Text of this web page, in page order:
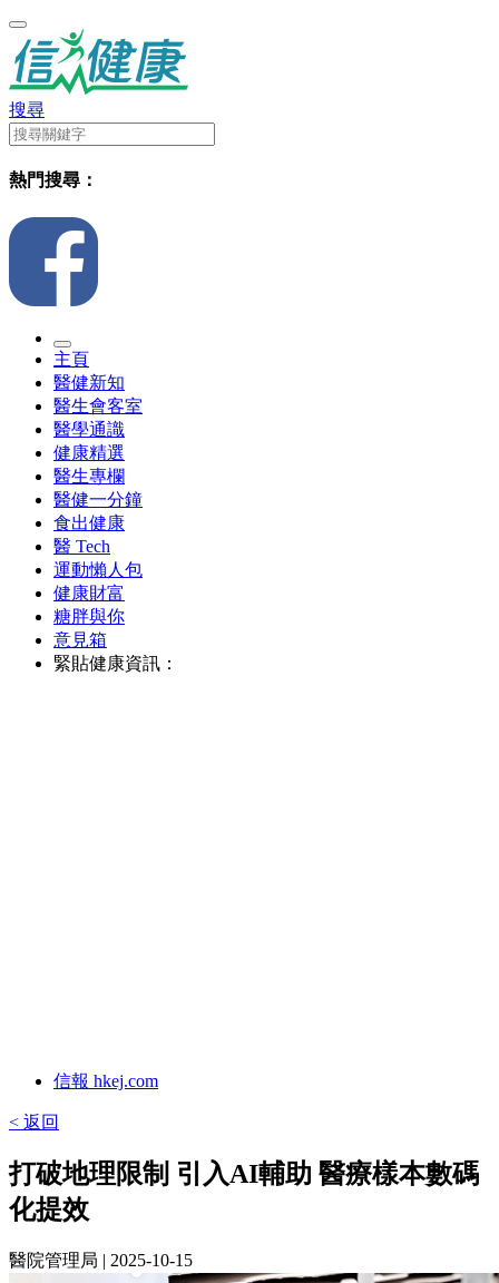
搜尋
熱門搜尋：
主頁
醫健新知
醫生會客室
醫學通識
健康精選
醫生專欄
醫健一分鐘
食出健康
醫 Tech
運動懶人包
健康財富
糖胖與你
意見箱
緊貼健康資訊：
信報 hkej.com
< 返回
打破地理限制 引入AI輔助 醫療樣本數碼
化提效
醫院管理局 | 2025-10-15